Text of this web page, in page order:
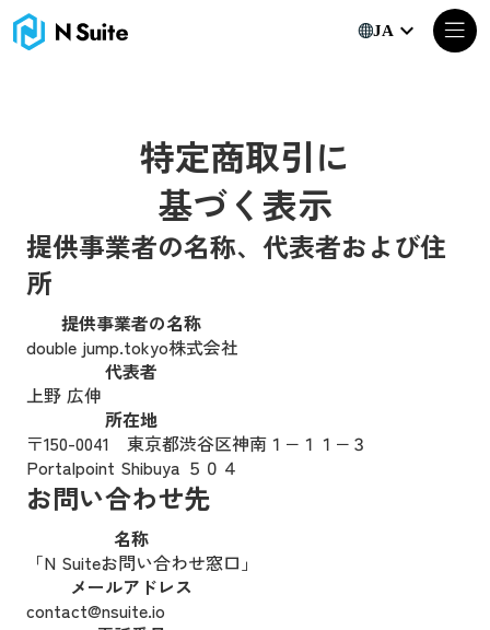
特定商取引に基づく表示｜N Suite｜Web3ビジネスのための
特定商取引に
基づく表示
提供事業者の名称、代表者および住
所
提供事業者の名称
double jump.tokyo株式会社
代表者
上野 広伸
所在地
〒150-0041 東京都渋谷区神南１−１１−３
Portalpoint Shibuya ５０４
お問い合わせ先
名称
「N Suiteお問い合わせ窓口」
メールアドレス
contact@nsuite.io
JA keyboard_arrow_down